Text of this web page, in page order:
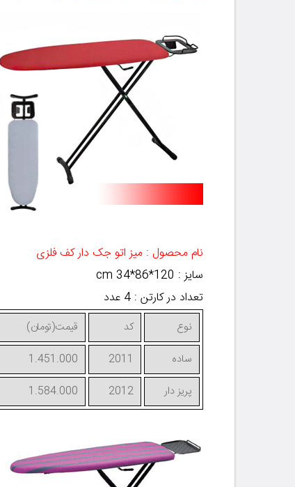
نام محصول : میز اتو جک دار کف فلزی
سایز : 120*86*34
cm
تعداد در کارتن : 4 عدد
نوع کد
قیمت(تومان)
ساده
2011
1.451.000
پریز دار
2012
1.584.000